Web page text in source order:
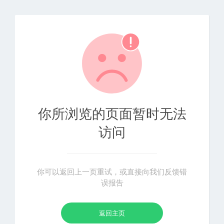
你所浏览的页面暂时无法
访问
你可以返回上一页重试，或直接向我们反馈错
误报告
返回主页